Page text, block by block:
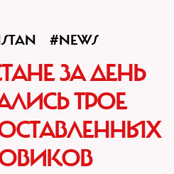
#NEWS
ЗА ДЕНЬ
ТРОЕ